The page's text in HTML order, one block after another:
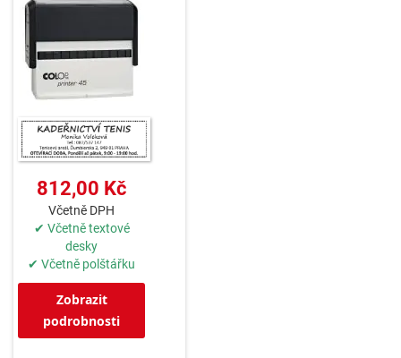
812,00 Kč
Včetně DPH
✔ Včetně textové
desky
✔ Včetně polštářku
Zobrazit
podrobnosti